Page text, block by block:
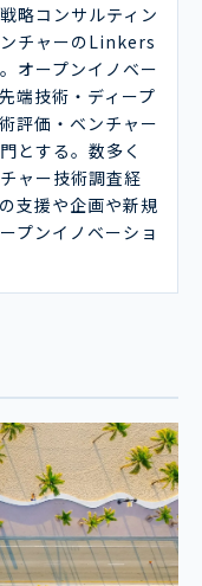
略コンサルティン
チャーのLinkers
オープンイノベー
端技術・ディープ
評価・ベンチャー
とする。数多く
ャー技術調査経
支援や企画や新規
プンイノベーショ